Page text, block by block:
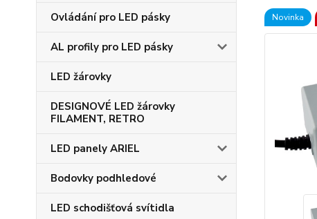
Ovládání pro LED pásky
AL profily pro LED pásky
LED žárovky
DESIGNOVÉ LED žárovky
FILAMENT, RETRO
LED panely ARIEL
Bodovky podhledové
LED schodišťová svítidla
Novinka